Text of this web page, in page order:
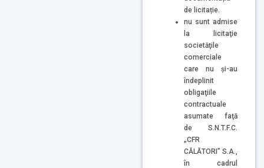
de licitație.
nu sunt admise
la licitaţie
societăţile
comerciale
care nu şi-au
îndeplinit
obligaţiile
contractuale
asumate faţă
de S.N.T.F.C.
„CFR
CĂLĂTORI” S.A.,
în cadrul